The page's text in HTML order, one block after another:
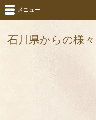
石川県からの様
メニュー